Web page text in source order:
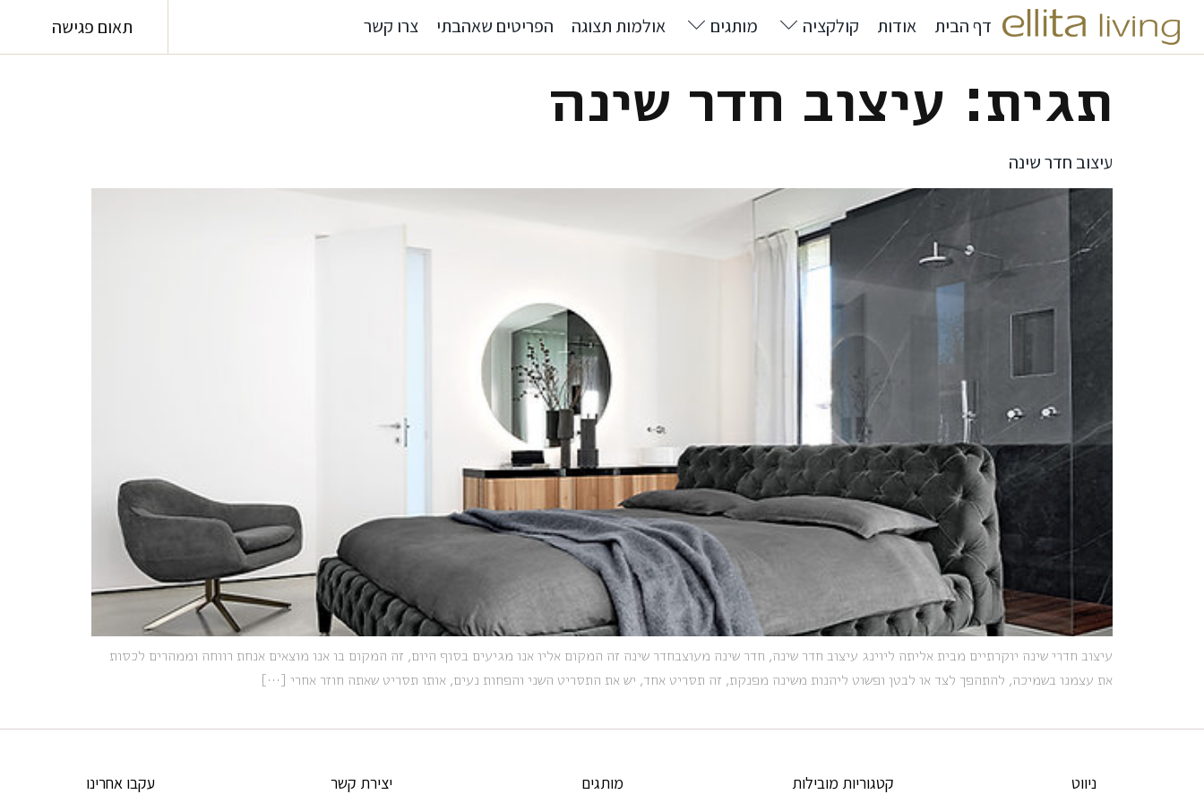
דף הבית אודות קולקציה מותגים אולמות תצוגה הפריטים שאהבתי צרו קשר תאום פגישה
תגית: עיצוב חדר שינה
עיצוב חדר שינה
עיצוב חדרי שינה יוקרתיים מבית אליתה ליוינג עיצוב חדר שינה, חדר שינה מעוצבחדר שינה זה המקום אליו אנו מגיעים בסוף היום, זה המקום בו אנו מוצאים אנחת רווחה וממהרים לכסות
את עצמנו בשמיכה, להתהפך לצד או לבטן ופשוט ליהנות משינה מפנקת, זה תסריט אחד, יש את התסריט השני והפחות נעים, אותו תסריט שאתה חוזר אחרי […]
ניווט קטגוריות מובילות מותגים יצירת קשר עקבו אחרינו